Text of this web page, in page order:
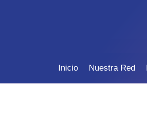
Inicio Nuestra Red